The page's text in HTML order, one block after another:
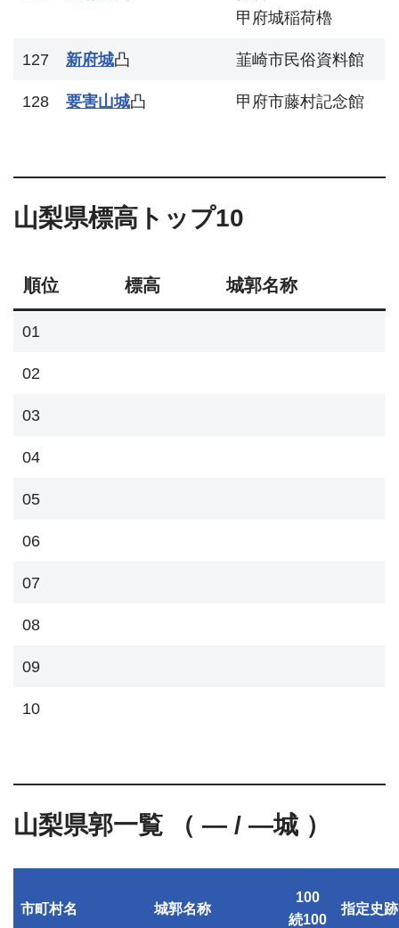
甲府城稲荷櫓
127 新府城凸 韮崎市民俗資料館
128 要害山城凸 甲府市藤村記念館
山梨県標高トップ10
順位 標高 城郭名称
01
02
03
04
05
06
07
08
09
10
山梨県郭一覧 （ — / —城 ）
市町村名 城郭名称
100
続100
指定史跡